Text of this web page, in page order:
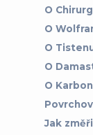
O
O
O
O
O
Jak